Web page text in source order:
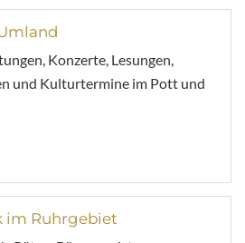
Konzerte, Lesungen,
und Kulturtermine im Pott und
im Ruhrgebiet